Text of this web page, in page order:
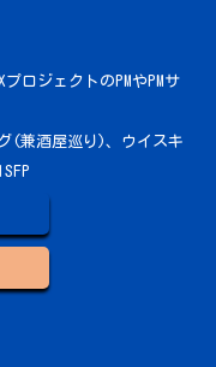
ロジェクトのPMやPMサ
(兼酒屋巡り)、ウイスキ